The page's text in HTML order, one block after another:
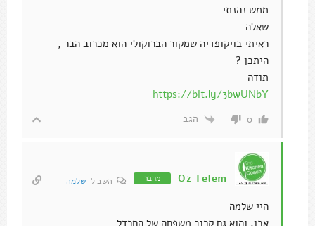
ממש נהנתי
שאלה
ראיתי בויקופדיה שמקור הברוקולי הוא מכרוב הבר ,
היתכן ?
תודה
https://bit.ly/3bwUNbY
0 הגב
Oz Telem מחבר השב ל שלמה
היי שלמה
אכן, והוא גם קרוב משפחה של החרדל